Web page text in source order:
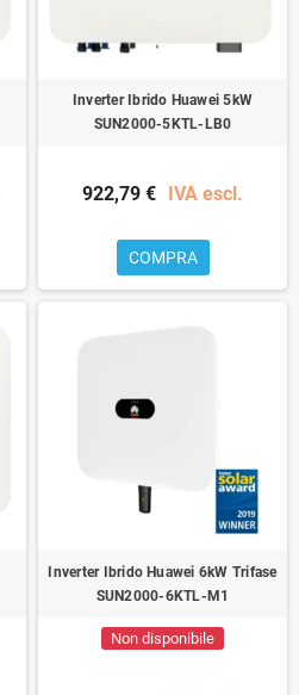
Inverter Ibrido Huawei 5kW
SUN2000-5KTL-LB0
922,79 € IVA escl.
COMPRA
Inverter Ibrido Huawei 6kW Trifase
SUN2000-6KTL-M1
Non disponibile